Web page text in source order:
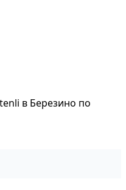
в Березино по